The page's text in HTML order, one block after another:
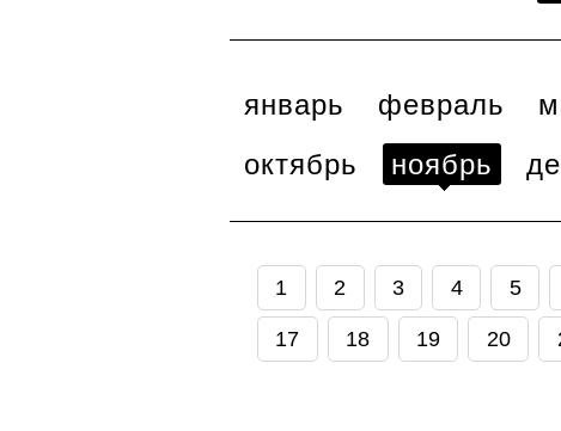
январь февраль
октябрь
ноябрь
1 2 3 4 5
17 18 19 20